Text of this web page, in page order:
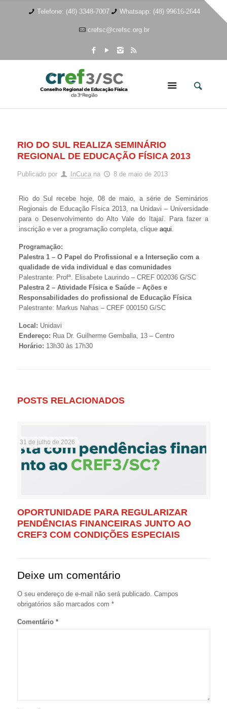
Telefone: (48) 3348-7007 Whatsapp: (48) 99616-2644
crefsc@crefsc.org.br
RIO DO SUL REALIZA SEMINÁRIO
REGIONAL DE EDUCAÇÃO FÍSICA 2013
Publicado por InCuca na 8 de maio de 2013
Rio do Sul recebe hoje, 08 de maio, a série de Seminários
Regionais de Educação Física 2013, na Unidavi – Universidade
para o Desenvolvimento do Alto Vale do Itajaí. Para fazer a
inscrição e ver a programação completa, cliqueaqui.
Programação:
Palestra 1 – O Papel do Profissional e a Interseção com a
qualidade de vida individual e das comunidades
Palestrante: Profª. Elisabete Laurindo – CREF 002036 G/SC
Palestra 2 – Atividade Física e Saúde – Ações e
Responsabilidades do profissional de Educação Física
Palestrante: Markus Nahas – CREF 000150 G/SC
Local: Unidavi
Endereço: Rua Dr. Guilherme Gemballa, 13 – Centro
Horário: 13h30 às 17h30
POSTS RELACIONADOS
31 de julho de 2026
OPORTUNIDADE PARA REGULARIZAR
PENDÊNCIAS FINANCEIRAS JUNTO AO
CREF3 COM CONDIÇÕES ESPECIAIS
Deixe um comentário
O seu endereço de e-mail não será publicado. Campos
obrigatórios são marcados com *
Comentário *